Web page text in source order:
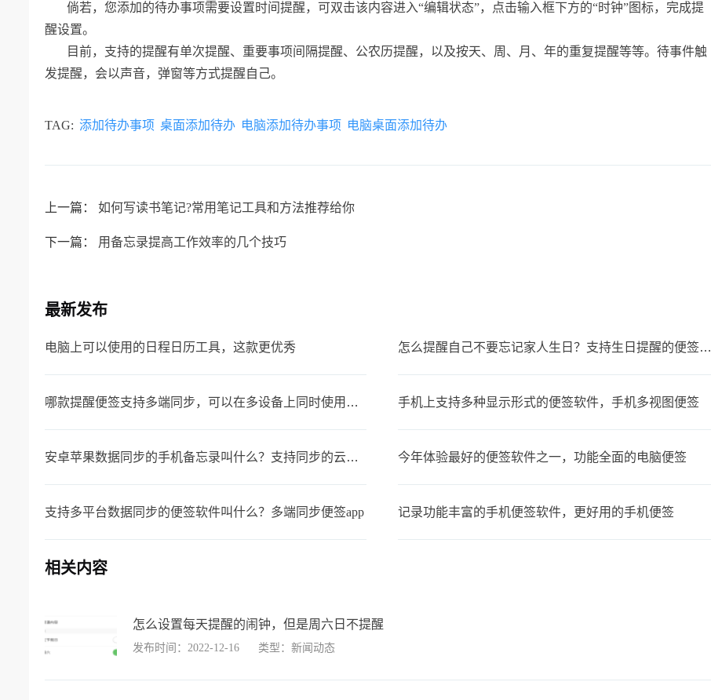
倘若，您添加的待办事项需要设置时间提醒，可双击该内容进入“编辑状态”，点击输入框下方的“时钟”图标，完成提
醒设置。
目前，支持的提醒有单次提醒、重要事项间隔提醒、公农历提醒，以及按天、周、月、年的重复提醒等等。待事件触
发提醒，会以声音，弹窗等方式提醒自己。
TAG: 添加待办事项 桌面添加待办 电脑添加待办事项 电脑桌面添加待办
上一篇： 如何写读书笔记?常用笔记工具和方法推荐给你
下一篇： 用备忘录提高工作效率的几个技巧
最新发布
电脑上可以使用的日程日历工具，这款更优秀 怎么提醒自己不要忘记家人生日？支持生日提醒的便签软件
哪款提醒便签支持多端同步，可以在多设备上同时使用的便签 手机上支持多种显示形式的便签软件，手机多视图便签
安卓苹果数据同步的手机备忘录叫什么？支持同步的云备忘录 今年体验最好的便签软件之一，功能全面的电脑便签
支持多平台数据同步的便签软件叫什么？多端同步便签app 记录功能丰富的手机便签软件，更好用的手机便签
相关内容
怎么设置每天提醒的闹钟，但是周六日不提醒
发布时间：2022-12-16 类型：新闻动态